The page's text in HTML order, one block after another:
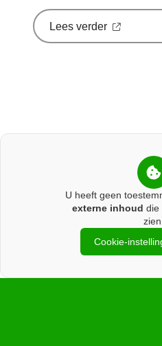
Lees verder over
uitbraken
gestegen'
Nationale
zorggids
U heeft geen
externe inhoud die
zien.
Cookie-